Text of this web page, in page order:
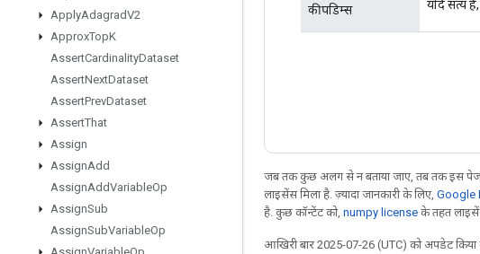
ApplyAdagradV2
ApproxTopK
AssertCardinalityDataset
AssertNextDataset
AssertPrevDataset
AssertThat
Assign
AssignAdd
AssignAddVariableOp
AssignSub
AssignSubVariableOp
कीपडिम्स यदि सत्य
जब तक कुछ अलग से न बताया जाए, तब तक इस
लाइसेंस मिला है. ज़्यादा जानकारी के लिए, Google
है. कुछ कॉन्टेंट को, numpy license के तहत
आखिरी बार 2025-07-26 (UTC) को अपडेट किया